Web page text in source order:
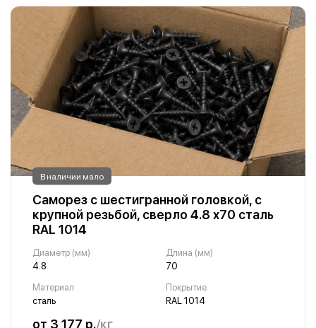
В наличии мало
Саморез с шестигранной головкой, с
крупной резьбой, сверло 4.8 х70 сталь
RAL 1014
Диаметр (мм)
4.8
Длина (мм)
70
Материал
сталь
Покрытие
RAL 1014
от 3 177 р./кг